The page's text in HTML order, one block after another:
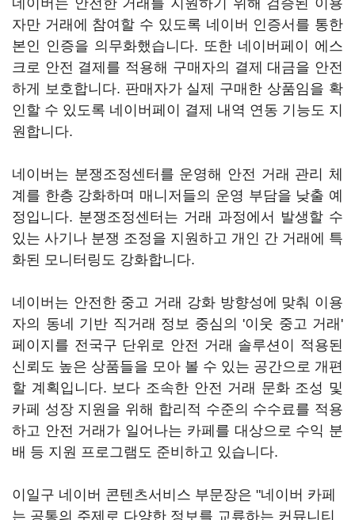
네이버는 안전한 거래를 지원하기 위해 검증된 이용
자만 거래에 참여할 수 있도록 네이버 인증서를 통한
본인 인증을 의무화했습니다. 또한 네이버페이 에스
크로 안전 결제를 적용해 구매자의 결제 대금을 안전
하게 보호합니다. 판매자가 실제 구매한 상품임을 확
인할 수 있도록 네이버페이 결제 내역 연동 기능도 지
원합니다.
네이버는 분쟁조정센터를 운영해 안전 거래 관리 체
계를 한층 강화하며 매니저들의 운영 부담을 낮출 예
정입니다. 분쟁조정센터는 거래 과정에서 발생할 수
있는 사기나 분쟁 조정을 지원하고 개인 간 거래에 특
화된 모니터링도 강화합니다.
네이버는 안전한 중고 거래 강화 방향성에 맞춰 이용
자의 동네 기반 직거래 정보 중심의 '이웃 중고 거래'
페이지를 전국구 단위로 안전 거래 솔루션이 적용된
신뢰도 높은 상품들을 모아 볼 수 있는 공간으로 개편
할 계획입니다. 보다 조속한 안전 거래 문화 조성 및
카페 성장 지원을 위해 합리적 수준의 수수료를 적용
하고 안전 거래가 일어나는 카페를 대상으로 수익 분
배 등 지원 프로그램도 준비하고 있습니다.
이일구 네이버 콘텐츠서비스 부문장은 "네이버 카페
는 공통의 주제로 다양한 정보를 교류하는 커뮤니티